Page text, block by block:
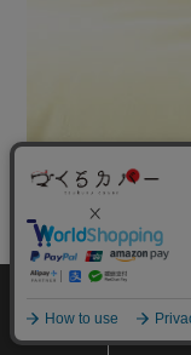
商品をさがす
サイズ